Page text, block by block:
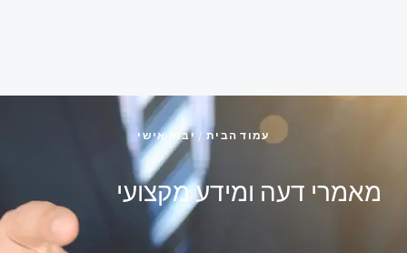
מאמרי דעה ומידע מקצועי
עמוד הבית / יבוא אישי